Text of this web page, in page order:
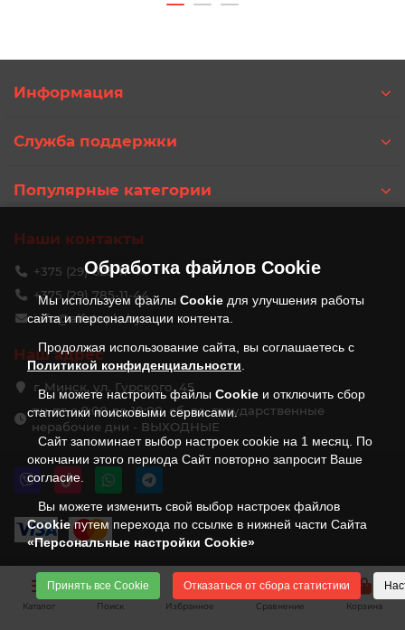
Обработка файлов Cookie
Мы используем файлы Cookie для улучшения работы
сайта и персонализации контента.
Продолжая использование сайта, вы соглашаетесь с
Политикой конфиденциальности
Вы можете настроить файлы Cookie и отключить сбор
статистики поисковыми сервисами.
Сайт запоминает выбор настроек cookie на 1 месяц. По
окончании этого периода Сайт повторно запросит Ваше
согласие.
Вы можете изменить свой выбор настроек файлов
Cookieпутем перехода по ссылке в нижней части Сайта
«Персональные настройки Cookie»
Принять все Cookie Отказаться от сбора статистики
Информация
Служба поддержки
Популярные категории
Наши контакты
+375 (29) 625-11-44
+375 (29) 785-11-44
info@alfateplo.by
Наш адрес
г. Минск, ул. Гурского, 45
пн-пт с 9:00 до 18:00, сб, вс, государственные
нерабочие дни - ВЫХОДНЫЕ
Каталог Поиск Избранное Сравнение Корзина